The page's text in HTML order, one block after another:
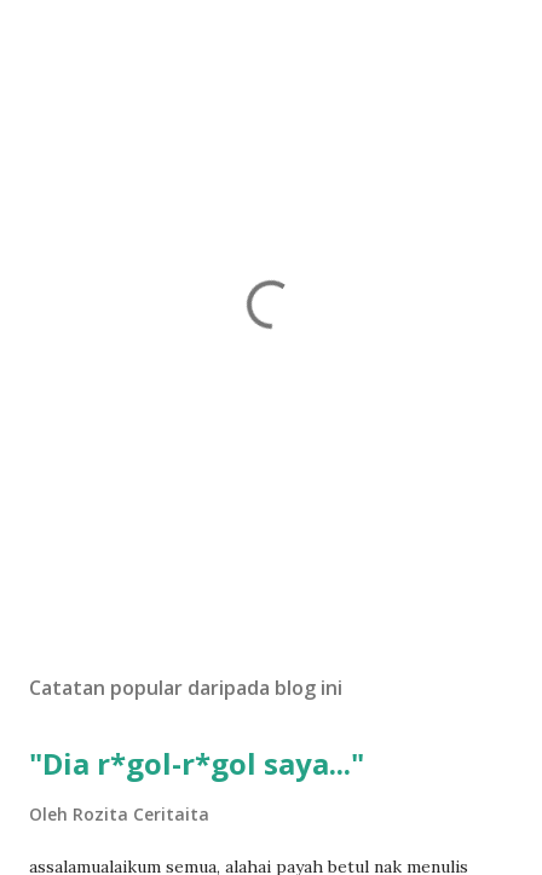
Catatan popular daripada blog ini
"Dia r*gol-r*gol saya..."
Oleh Rozita Ceritaita
assalamualaikum semua, alahai payah betul nak menulis